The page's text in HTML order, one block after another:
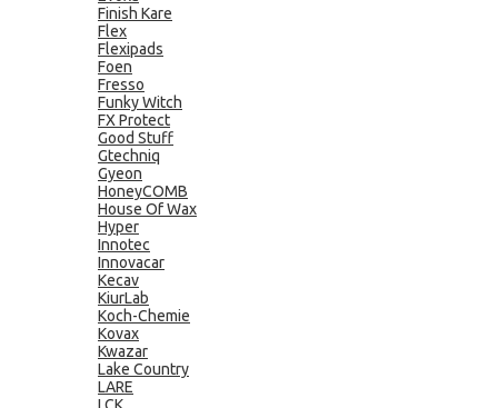
Finish Kare
Flex
Flexipads
Foen
Fresso
Funky Witch
FX Protect
Good Stuff
Gtechniq
Gyeon
HoneyCOMB
House Of Wax
Hyper
Innotec
Innovacar
Kecav
KiurLab
Koch-Chemie
Kovax
Kwazar
Lake Country
LARE